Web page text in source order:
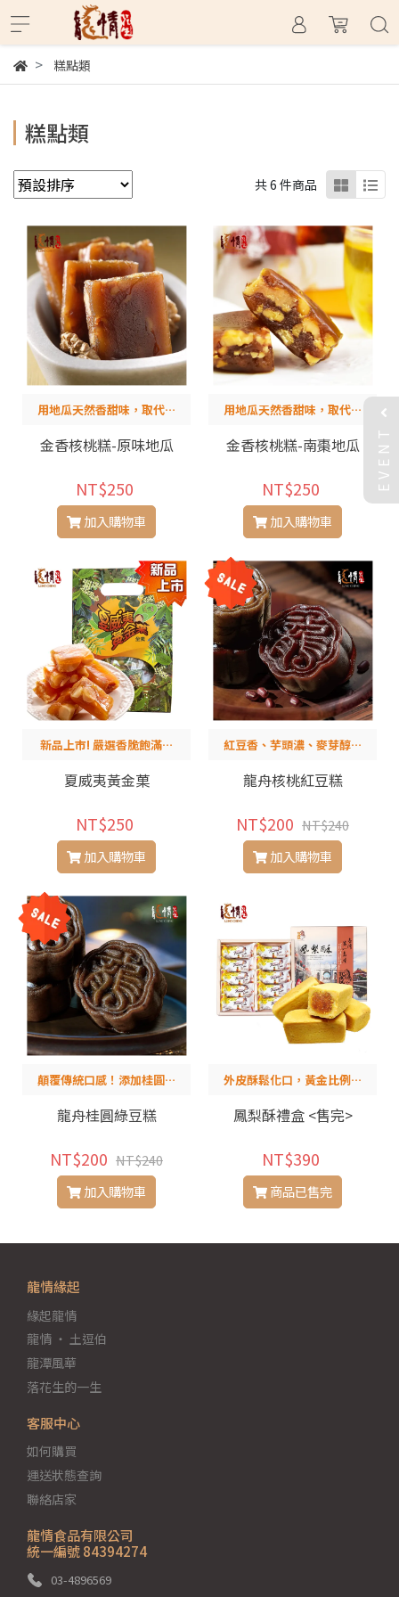
糕點類
糕點類
共 6 件商品
用地瓜天然香甜味，取代砂
健康
金香核桃糕-原味地瓜
NT$250
加入購物車
用地瓜天然香甜味，取代砂
健康
金香核桃糕-南棗地瓜
NT$250
加入購物車
新品上市! 嚴選香脆飽滿的
脆
夏威夷黃金菓
NT$250
加入購物車
紅豆香、芋頭濃、麥芽醇，
龍舟核桃紅豆糕
NT$200 NT$240
加入購物車
顛覆傳統口感！添加桂圓，
龍舟桂圓綠豆糕
NT$200 NT$240
加入購物車
外皮酥鬆化口，黃金比例內
鳳梨酥禮盒 <售完>
NT$390
商品已售完
龍情食品有限公司
統一編號 84394274
03-4896569
龍情緣起
緣起龍情
龍情 ‧ 土逗伯
龍潭風華
落花生的一生
客服中心
如何購買
運送狀態查詢
聯絡店家
EVENT